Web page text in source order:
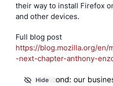
their way to install Firefox
and other devices.
https://blog.mozilla.org/en/
-next-chapter-anthony-
Hide